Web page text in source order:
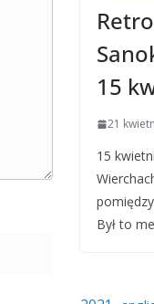
15
21
15
Był to